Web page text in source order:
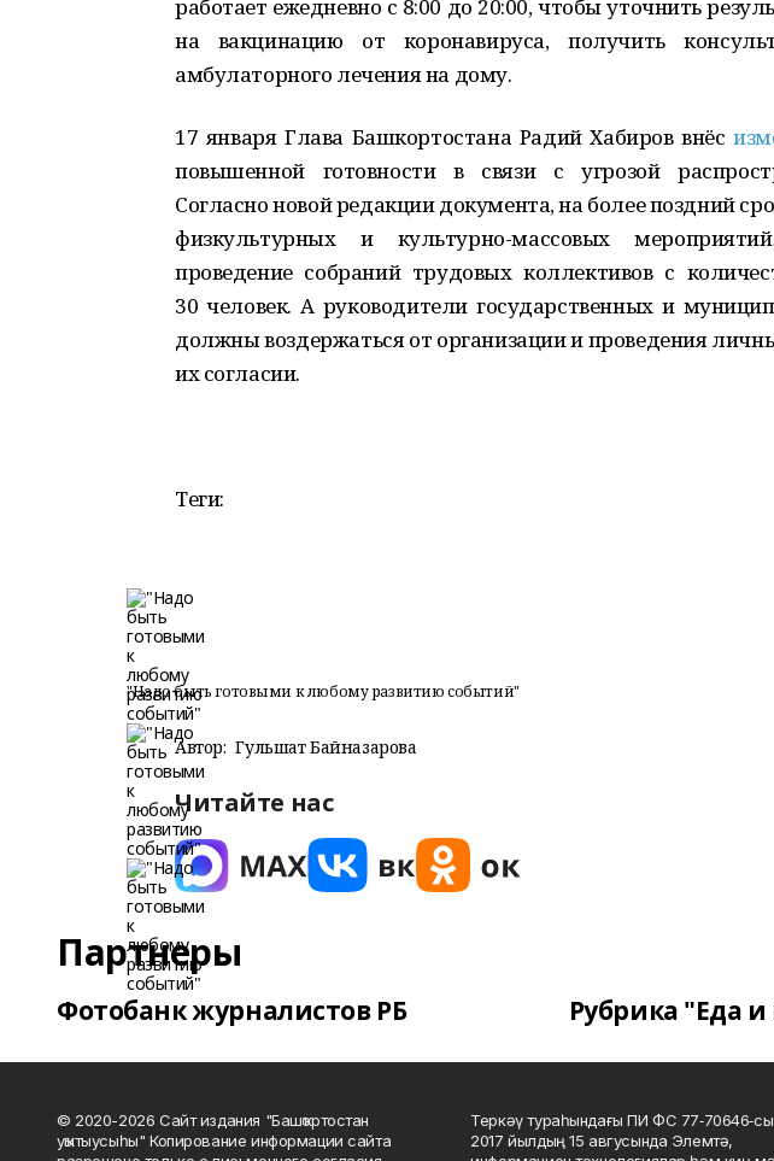
работает ежедневно с 8:00 до 20:00, чтобы уточнить
на вакцинацию от коронавируса, получить
амбулаторного лечения на дому.
17 января Глава Башкортостана Радий Хабиров внёс
повышенной готовности в связи с угрозой
Согласно новой редакции документа, на более поздний
физкультурных и культурно-массовых
проведение собраний трудовых коллективов с
30 человек. А руководители государственных и
должны воздержаться от организации и проведения
их согласии.
Теги:
"Надо быть готовыми к любому развитию событий"
Автор: Гульшат Байназарова
Читайте нас
Партнеры
Фотобанк журналистов РБ Рубрика "Еда
© 2020-2026 Сайт издания "Башҡортостан
уҡытыусыһы" Копирование информации сайта
Теркәү тураһындағы ПИ ФС 77‑70646‑сы
2017 йылдың 15 авгусында Элемтә,